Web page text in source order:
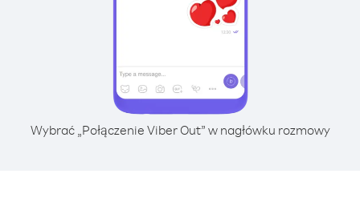
Wybrać „Połączenie Viber Out” w nagłówku rozmowy